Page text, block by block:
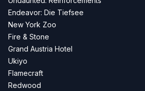
Endeavor: Die Tiefsee
New York Zoo
Fire & Stone
Grand Austria Hotel
Ukiyo
Flamecraft
Redwood